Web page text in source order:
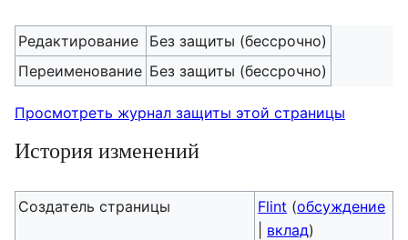
Редактирование
Без защиты (бессрочно)
Переименование Без защиты (бессрочно)
Просмотреть журнал защиты этой страницы
История изменений
Создатель страницы Flint (обсуждение
вклад)